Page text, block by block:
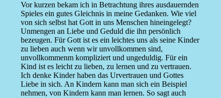
Vor kurzen bekam ich in Betrachtung ihres ausdauernden
Spieles ein gutes Gleichnis in meine Gedanken. Wie viel
von sich selbst hat Gott in uns Menschen hineingelegt?
Unmengen an Liebe und Geduld die ihn persönlich
bezeugen. Für Gott ist es ein leichtes uns als seine Kinder
zu lieben auch wenn wir unvollkommen sind,
unvollkommenm kompliziert und ungeduldig. Für ein
Kind ist es leicht zu lieben, zu lernen und zu vertrauen.
Ich denke Kinder haben das Urvertrauen und Gottes
Liebe in sich. An Kindern kann man sich ein Beispiel
nehmen, von Kindern kann man lernen. So sagt auch